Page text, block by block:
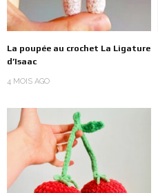
La poupée au crochet La Ligature
d’Isaac
4 MOIS AGO